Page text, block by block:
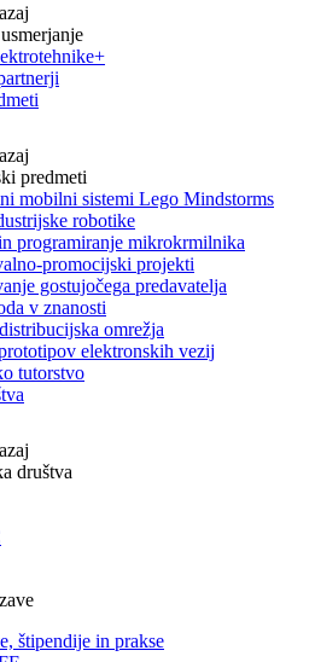
predmeti
mobilni sistemi Lego Mindstorms
robotike
programiranje mikrokrmilnika
promocijski projekti
gostujočega predavatelja
v znanosti
omrežja
elektronskih vezij
tutorstvo
društva
štipendije in prakse